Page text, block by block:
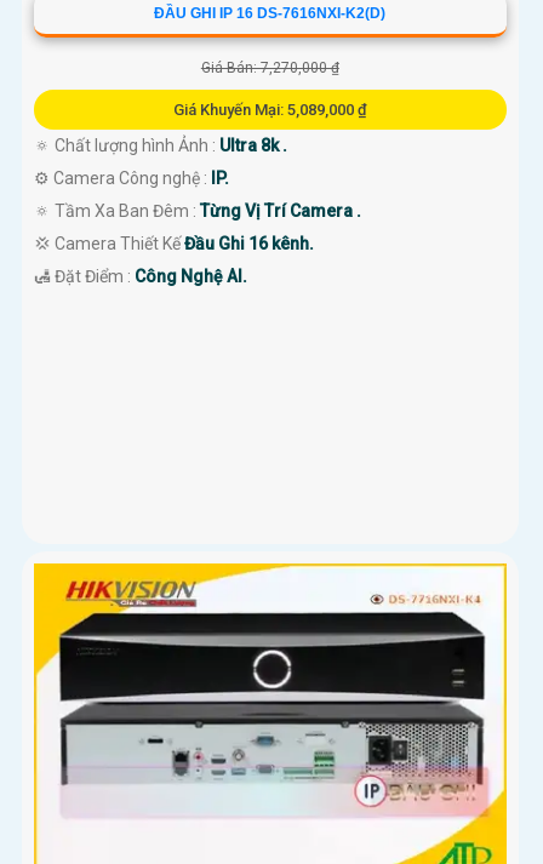
ĐẦU GHI IP 16 DS-7616NXI-K2(D)
Giá Bán: 7,270,000 ₫
Giá Khuyến Mại: 5,089,000 ₫
🔅 Chất lượng hình Ảnh : Ultra 8k .
⚙ Camera Công nghệ :
IP.
🔅 Tầm Xa Ban Đêm :Từng Vị Trí Camera .
💢 Camera Thiết KếĐầu Ghi 16 kênh.
️🛃 Đặt Điểm : Công Nghệ AI.